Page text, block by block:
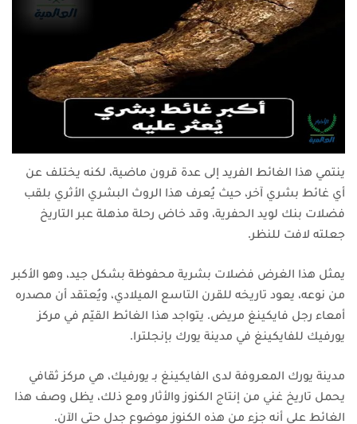
ينتمي هذا الغائط الفريد إلى عدة قرون ماضية، لكنه يختلف عن
أي غائط بشري آخر، حيث يُعرف هذا الروث البشري الأثري بلقب
فضلات بنك لويد الحفرية، وقد خاض رحلة مذهلة عبر التاريخ
جعلته لافت للنظر.
يمثل هذا الغرض فضلات بشرية محفوظة بشكل جيد، وهو الأكبر
من نوعه، يعود تاريخه للقرن التاسع الميلادي، ويُعتقد أن مصدره
أمعاء رجل فايكينغ مريض. يتواجد هذا الغائط القيّم في مركز
يورفيك للفايكينغ في مدينة يورك بإنجلترا.
مدينة يورك المعروفة لدى الفايكينغ بـ يورفيك، هي مركز ثقافي
يحمل تاريخ غني من إنتاج الكنوز والأثار ومع ذلك، يظل وصف هذا
الغائط على أنه جزء من هذه الكنوز موضوع جدل حتى الآن.